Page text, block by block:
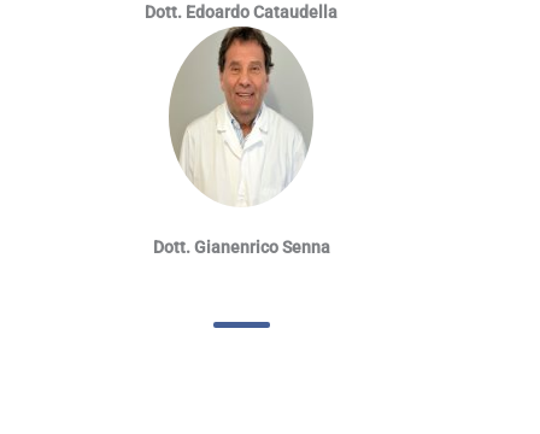
Dott. Edoardo Cataudella
Dott. Gianenrico Senna